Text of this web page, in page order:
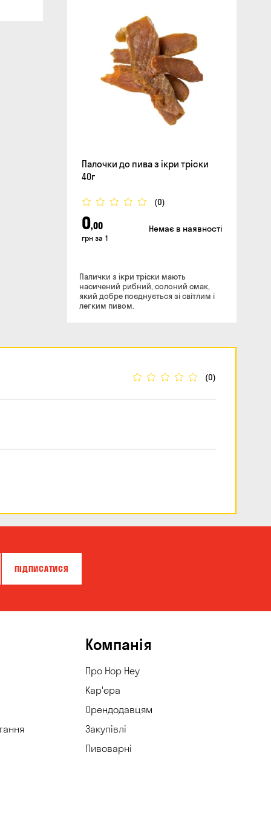
Палочки до пива з ікри тріски
40г
(0)
0,00
грн за 1
Немає в наявності
Палички з ікри тріски мають
насичений рибний, солоний смак,
який добре поєднується зі світлим і
легким пивом.
(0)
ПІДПИСАТИСЯ
Компанія
Про Hop Hey
Кар'єра
Орендодавцям
Закупівлі
Пивоварні